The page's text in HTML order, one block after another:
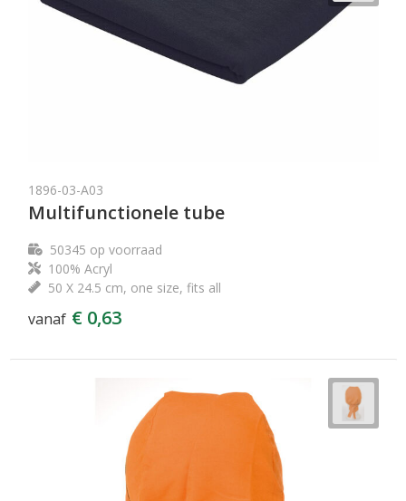
1896-03-A03
Multifunctionele tube
50345 op voorraad
100% Acryl
50 X 24.5 cm, one size, fits all
vanaf € 0,63